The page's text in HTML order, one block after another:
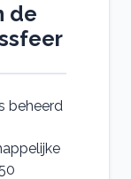
de
beheerd